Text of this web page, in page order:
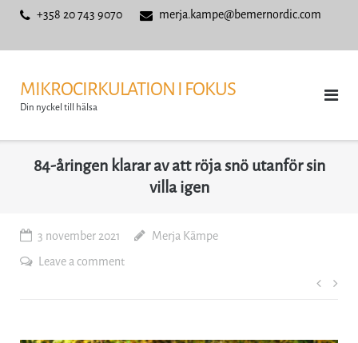
+358 20 743 9070 merja.kampe@bemernordic.com
MIKROCIRKULATION I FOKUS
Din nyckel till hälsa
84-åringen klarar av att röja snö utanför sin
villa igen
3 november 2021
Merja Kämpe
Leave a comment